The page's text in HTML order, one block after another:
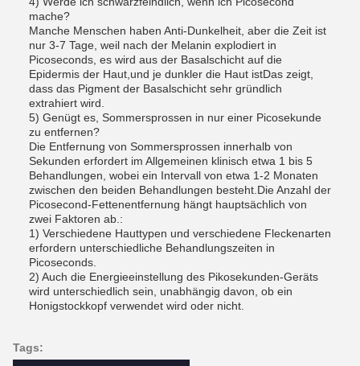
mache?
Manche Menschen haben Anti-Dunkelheit, aber die Zeit ist
nur 3-7 Tage, weil nach der Melanin explodiert in
Picoseconds, es wird aus der Basalschicht auf die
Epidermis der Haut,und je dunkler die Haut istDas zeigt,
dass das Pigment der Basalschicht sehr gründlich
extrahiert wird.
5) Genügt es, Sommersprossen in nur einer Picosekunde
zu entfernen?
Die Entfernung von Sommersprossen innerhalb von
Sekunden erfordert im Allgemeinen klinisch etwa 1 bis 5
Behandlungen, wobei ein Intervall von etwa 1-2 Monaten
zwischen den beiden Behandlungen besteht.Die Anzahl der
Picosecond-Fettenentfernung hängt hauptsächlich von
zwei Faktoren ab.:
1) Verschiedene Hauttypen und verschiedene Fleckenarten
erfordern unterschiedliche Behandlungszeiten in
Picoseconds.
2) Auch die Energieeinstellung des Pikosekunden-Geräts
wird unterschiedlich sein, unabhängig davon, ob ein
Honigstockkopf verwendet wird oder nicht.
Tags: